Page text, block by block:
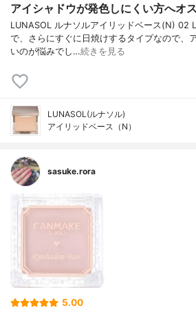
アイシャドウが発色しにくい方へオ
LUNASOL ルナソルアイリッドベース(N) 02
で、さらにすぐに日焼けするタイプなので、
いのが悩みでし…続きを見る
LUNASOL(ルナソル)
アイリッドベース（N）
sasuke.rora
5.00